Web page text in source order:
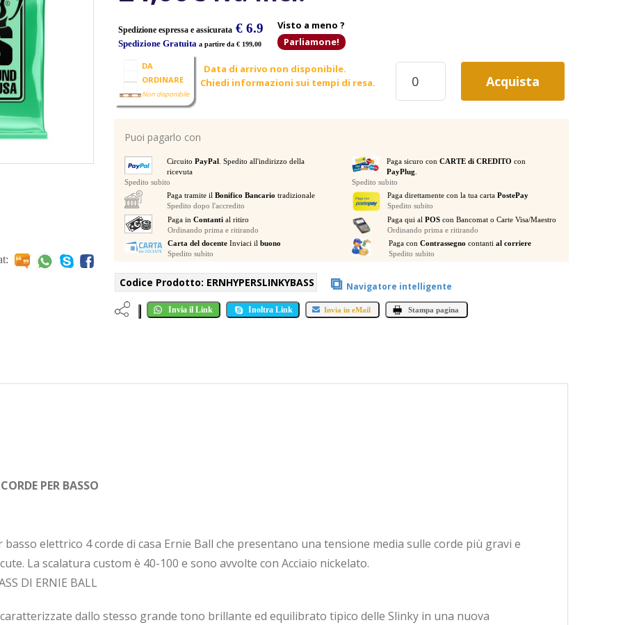
Spedizione espressa e assicurata€ 6.9
Spedizione Gratuitaa partire da € 199,00
Visto a meno ?
Parliamone!
DA
ORDINARE
Non disponibile
Data di arrivo non disponibile.
Chiedi informazioni sui tempi di resa.
ERNIE
BALL
2841
PER
BASSO
quantità
Acquista
Puoi pagarlo con
Circuito PayPal
. Spedito all'indirizzo della
ricevuta
Spedito subito
Paga sicuro conCARTE di CREDITO con
PayPlug
Spedito subito
Paga tramite il Bonifico Bancario tradizionale
Spedito dopo l'accredito
Paga direttamente con la tua cartaPostePay
Spedito subito
Paga in Contantial ritiro
Ordinando prima e ritirando
Paga qui al POScon Bancomat o Carte Visa/Maestro
Ordinando prima e ritirando
Carta del docente Inviaci ilbuono
Spedito subito
Paga con Contrassegno contanti al corriere
Spedito subito
Codice Prodotto: ERNHYPERSLINKYBASS ⧉ Navigatore intelligente
Invia il Link Inoltra Link Invia in eMail Stampa pagina
PER BASSO
elettrico 4 corde di casa Ernie Ball che presentano una tensione media sulle corde più gravi e
La scalatura custom è 40-100 e sono avvolte con Acciaio nickelato.
DI ERNIE BALL
dallo stesso grande tono brillante ed equilibrato tipico delle Slinky in una nuova